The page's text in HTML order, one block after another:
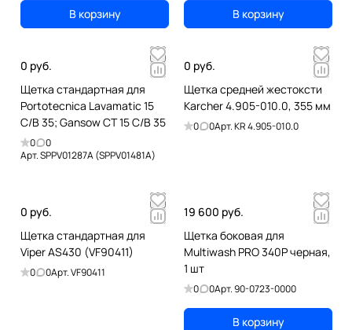
В корзину В корзину
0 руб.
Щетка стандартная для
Portotecnica Lavamatic 15
C/B 35; Gansow CT 15 C/B 35
0
0
Арт.SPPV01287A (SPPV01481A)
0 руб.
Щетка средней жестоксти
Karcher 4.905-010.0, 355 мм
0 0Арт.KR 4.905-010.0
0 руб.
Щетка стандартная для
Viper AS430 (VF90411)
0 0Арт.VF90411
19 600 руб.
Щетка боковая для
Multiwash PRO 340P черная,
1 шт
0 0Арт.90-0723-0000
В корзину